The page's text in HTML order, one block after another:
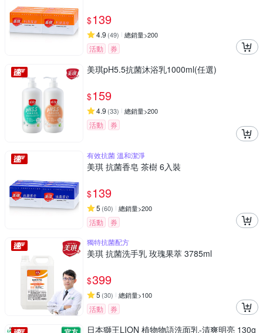
$139
4.9 (49) 總銷量>200
活動 券
美琪pH5.5抗菌沐浴乳1000ml(任選)
$159
4.9 (33) 總銷量>200
活動 券
有效抗菌 溫和潔淨
美琪 抗菌香皂 茶樹 6入裝
$139
5 (60) 總銷量>200
活動
券
獨特抗菌配方
美琪 抗菌洗手乳 玫瑰果萃 3785ml
$399
5 (30) 總銷量>100
活動 券
日本獅王LION 植物物語洗面乳-清爽明亮 130g